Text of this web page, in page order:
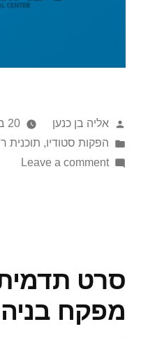
אליה בן כנען
20 בינואר 2021
הפקות סטודיו, תוכנית
Leave a comment
סרט
מפקח בניה